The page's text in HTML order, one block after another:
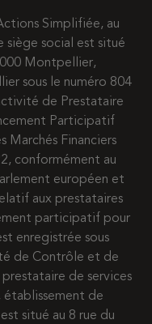
Simplifiée, au
siège social est situé
Montpellier,
sous le numéro 804
de Prestataire
Participatif
Marchés Financiers
conformément au
européen et
aux prestataires
participatif pour
enregistrée sous
de Contrôle et de
de services
établissement de
situé au 8 rue du